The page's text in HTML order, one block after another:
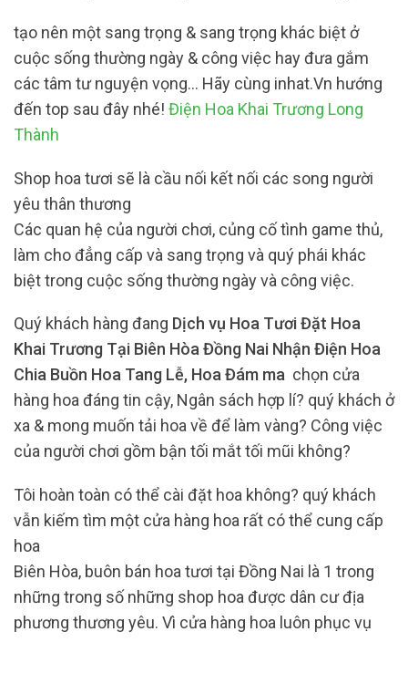
tạo nên một sang trọng & sang trọng khác biệt ở
cuộc sống thường ngày & công việc hay đưa gắm
các tâm tư nguyện vọng… Hãy cùng inhat.Vn hướng
đến top sau đây nhé! Điện Hoa Khai Trương Long
Thành
Shop hoa tươi sẽ là cầu nối kết nối các song người
yêu thân thương
Các quan hệ của người chơi, củng cố tình game thủ,
làm cho đẳng cấp và sang trọng và quý phái khác
biệt trong cuộc sống thường ngày và công việc.
Quý khách hàng đang Dịch vụ Hoa Tươi Đặt Hoa
Khai Trương Tại Biên Hòa Đồng Nai Nhận Điện Hoa
Chia Buồn Hoa Tang Lễ, Hoa Đám ma chọn cửa
hàng hoa đáng tin cậy, Ngân sách hợp lí? quý khách ở
xa & mong muốn tải hoa về để làm vàng? Công việc
của người chơi gồm bận tối mắt tối mũi không?
Tôi hoàn toàn có thể cài đặt hoa không? quý khách
vẫn kiếm tìm một cửa hàng hoa rất có thể cung cấp
hoa
Biên Hòa, buôn bán hoa tươi tại Đồng Nai là 1 trong
những trong số những shop hoa được dân cư địa
phương thương yêu. Vì cửa hàng hoa luôn phục vụ